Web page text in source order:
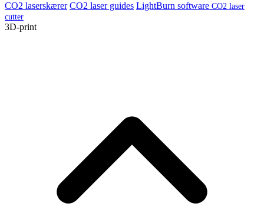
CO2 laserskærer CO2 laser guides LightBurn software CO2 laser
cutter
3D-print